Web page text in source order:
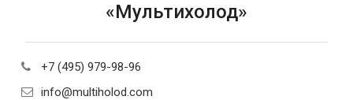
«Мультихолод»
+7 (495) 979-98-96
info@multiholod.com